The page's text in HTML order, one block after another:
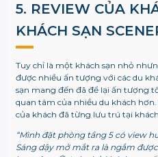
5. REVIEW CỦA
KHÁCH SẠN
Tuy chỉ là một khách sạn nhỏ
được nhiều ấn tượng với các du
sạn mang đến đã để lại ấn tượng
quan tâm của nhiều du khách
của khách đã từng lưu trú tại
“Mình đặt phòng tầng 5 có view
Sáng dậy mở mắt ra là ngắm